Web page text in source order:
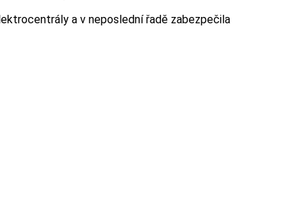
a v neposlední řadě zabezpečila